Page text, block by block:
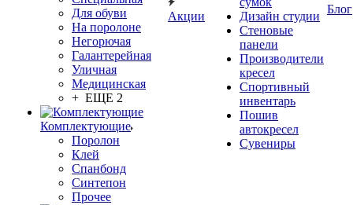
Для обуви
На поролоне
Негорючая
Галантерейная
Уличная
Медицинская
+ ЕЩЕ 2
Комплектующие
Поролон
Клей
Спанбонд
Синтепон
Прочее
Акции
Дизайн студии
Стеновые
панели
Производители
кресел
Спортивный
инвентарь
Пошив
автокресел
Сувениры
Блог